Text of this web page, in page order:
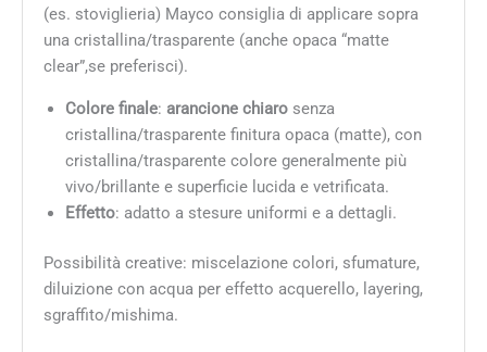
(es. stoviglieria) Mayco consiglia di applicare sopra
una cristallina/trasparente (anche opaca “matte
clear”,se preferisci).
Colore finale: arancione chiaro senza
cristallina/trasparente finitura opaca (matte), con
cristallina/trasparente colore generalmente più
vivo/brillante e superficie lucida e vetrificata.
Effetto: adatto a stesure uniformi e a dettagli.
Possibilità creative: miscelazione colori, sfumature,
diluizione con acqua per effetto acquerello, layering,
sgraffito/mishima.